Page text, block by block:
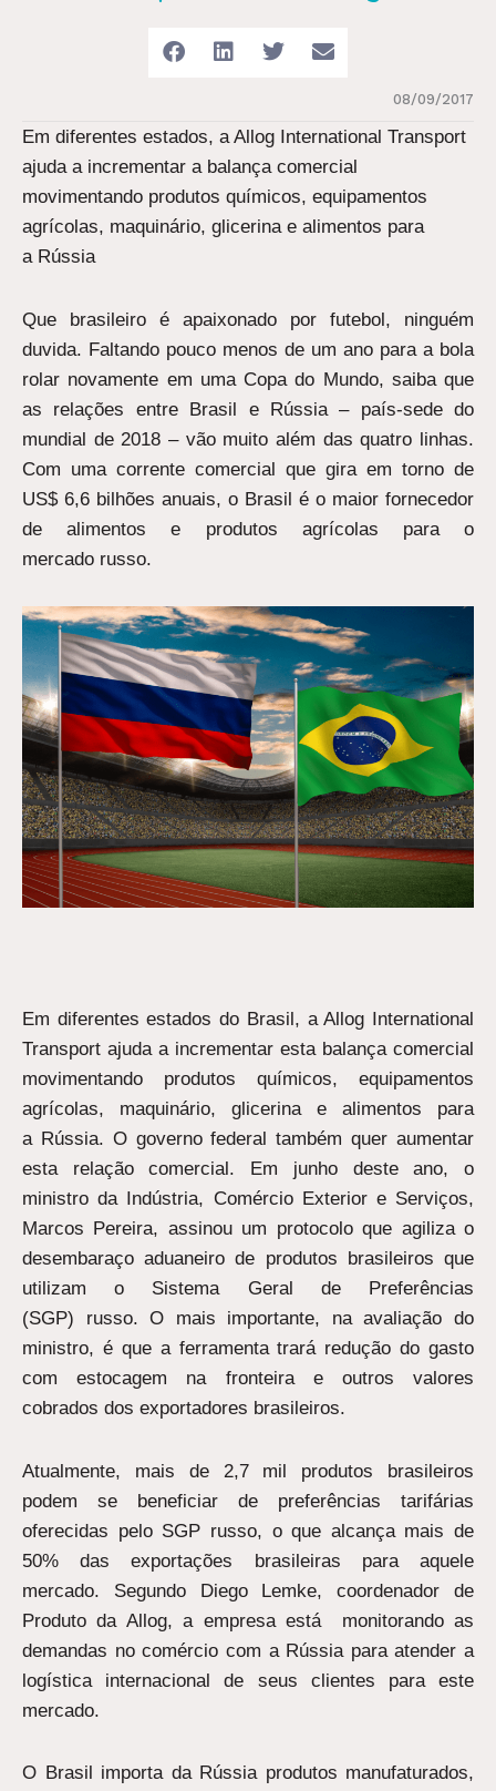
08/09/2017
Em diferentes estados, a Allog International Transport
ajuda a incrementar a balança comercial
movimentando produtos químicos, equipamentos
agrícolas, maquinário, glicerina e alimentos para
a Rússia
Que brasileiro é apaixonado por futebol, ninguém
duvida. Faltando pouco menos de um ano para a bola
rolar novamente em uma Copa do Mundo, saiba que
as relações entre Brasil e Rússia – país-sede do
mundial de 2018 – vão muito além das quatro linhas.
Com uma corrente comercial que gira em torno de
US$ 6,6 bilhões anuais, o Brasil é o maior fornecedor
de alimentos e produtos agrícolas para o
mercado russo.
Em diferentes estados do Brasil, a Allog International
Transport ajuda a incrementar esta balança comercial
movimentando produtos químicos, equipamentos
agrícolas, maquinário, glicerina e alimentos para
a Rússia. O governo federal também quer aumentar
esta relação comercial. Em junho deste ano, o
ministro da Indústria, Comércio Exterior e Serviços,
Marcos Pereira, assinou um protocolo que agiliza o
desembaraço aduaneiro de produtos brasileiros que
utilizam o Sistema Geral de Preferências
(SGP) russo. O mais importante, na avaliação do
ministro, é que a ferramenta trará redução do gasto
com estocagem na fronteira e outros valores
cobrados dos exportadores brasileiros.
Atualmente, mais de 2,7 mil produtos brasileiros
podem se beneficiar de preferências tarifárias
oferecidas pelo SGP russo, o que alcança mais de
50% das exportações brasileiras para aquele
mercado. Segundo Diego Lemke, coordenador de
Produto da Allog, a empresa está monitorando as
demandas no comércio com a Rússia para atender a
logística internacional de seus clientes para este
mercado.
O Brasil importa da Rússia produtos manufaturados,